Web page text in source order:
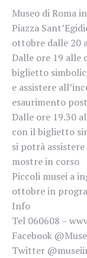
Museo di Roma
Piazza
ottobre dalle 20
Dalle ore 19 alle
biglietto
e assistere
esaurimento
Dalle ore 19.30
con il biglietto
si potrà
mostre in corso
Piccoli musei a
ottobre in
Info
Tel 060608 –
Facebook
Twitter